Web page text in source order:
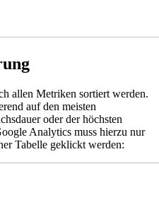
allen Metriken sortiert werden.
auf den meisten
oder der höchsten
Analytics muss hierzu nur
Tabelle geklickt werden: